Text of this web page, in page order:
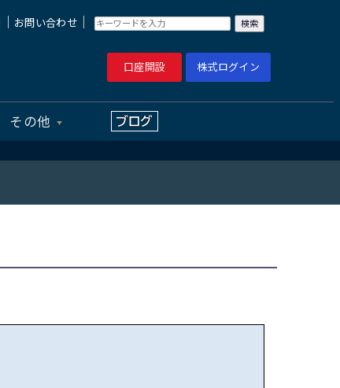
お問い合わせ｜
口座開設 株式ログイン
その他